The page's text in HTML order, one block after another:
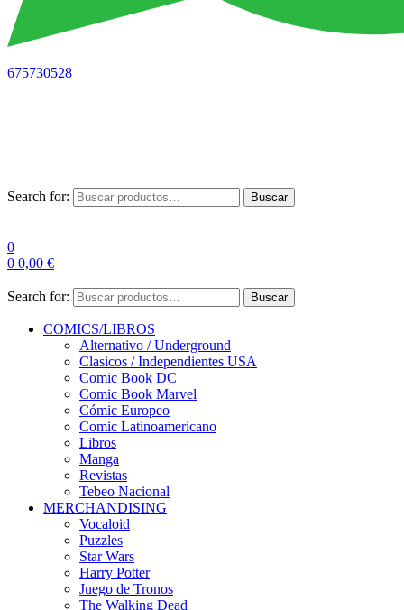
675730528
Search for: Buscar
0
0 0,00 €
Search for: Buscar
COMICS/LIBROS
Alternativo / Underground
Clasicos / Independientes USA
Comic Book DC
Comic Book Marvel
Cómic Europeo
Comic Latinoamericano
Libros
Manga
Revistas
Tebeo Nacional
MERCHANDISING
Vocaloid
Puzzles
Star Wars
Harry Potter
Juego de Tronos
The Walking Dead